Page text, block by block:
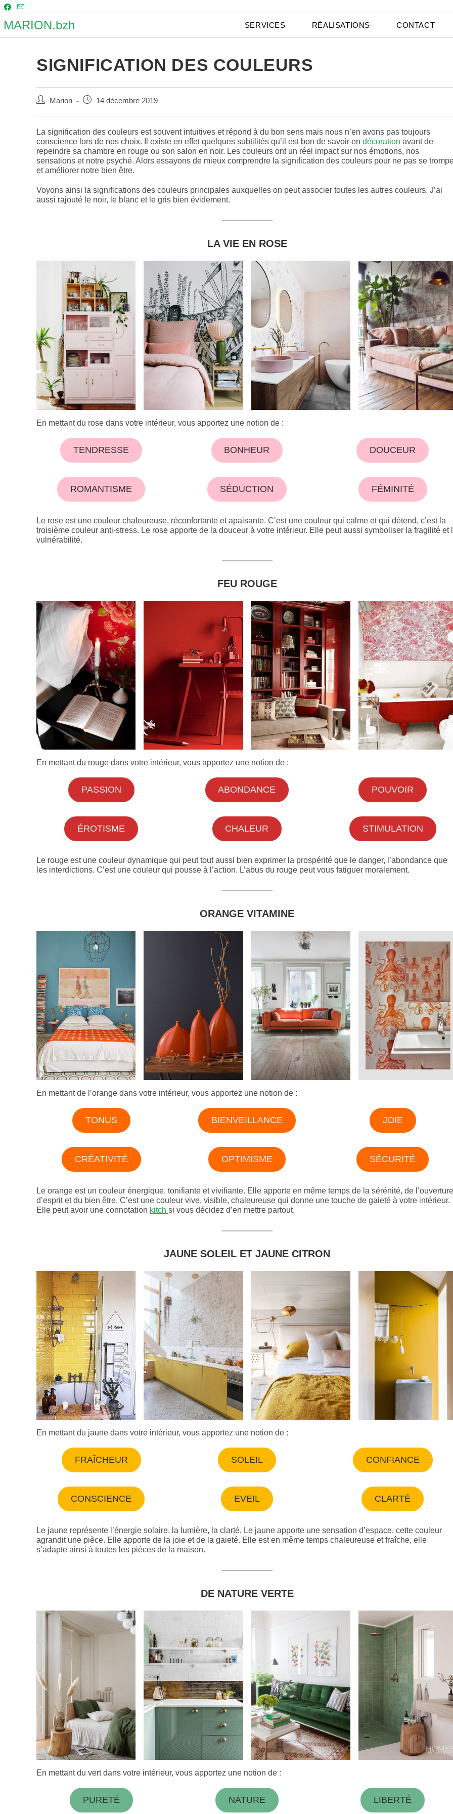
Skip
to
content
MARION.bzh SERVICES RÉALISATIONS CONTACT
SIGNIFICATION DES COULEURS
Auteur/autrice
publication :
Marion
Post 14 décembre 2019
La signification des couleurs est souvent intuitives et répond à du bon sens mais nous n’en avons pas toujours
conscience lors de nos choix. Il existe en effet quelques subtilités qu’il est bon de savoir en décoration avant de
repeindre sa chambre en rouge ou son salon en noir. Les couleurs ont un réel impact sur nos émotions, nos
sensations et notre psyché. Alors essayons de mieux comprendre la signification des couleurs pour ne pas se
et améliorer notre bien être.
Voyons ainsi la significations des couleurs principales auxquelles on peut associer toutes les autres couleurs. J’ai
aussi rajouté le noir, le blanc et le gris bien évidement.
LA VIE EN ROSE
En mettant du rose dans votre intérieur, vous apportez une notion de :
TENDRESSE BONHEUR DOUCEUR
ROMANTISME SÉDUCTION FÉMINITÉ
Le rose est une couleur chaleureuse, réconfortante et apaisante. C’est une couleur qui calme et qui détend, c’est la
troisième couleur anti-stress. Le rose apporte de la douceur à votre intérieur. Elle peut aussi symboliser la fragilité et
vulnérabilité.
FEU ROUGE
En mettant du rouge dans votre intérieur, vous apportez une notion de :
PASSION ABONDANCE POUVOIR
ÉROTISME CHALEUR STIMULATION
Le rouge est une couleur dynamique qui peut tout aussi bien exprimer la prospérité que le danger, l’abondance que
les interdictions. C’est une couleur qui pousse à l’action. L’abus du rouge peut vous fatiguer moralement.
ORANGE VITAMINE
En mettant de l’orange dans votre intérieur, vous apportez une notion de :
TONUS BIENVEILLANCE JOIE
CRÉATIVITÉ OPTIMISME SÉCURITÉ
Le orange est un couleur énergique, tonifiante et vivifiante. Elle apporte en même temps de la sérénité, de l’ouverture
d’esprit et du bien être. C’est une couleur vive, visible, chaleureuse qui donne une touche de gaieté à votre intérieur.
Elle peut avoir une connotation kitch si vous décidez d’en mettre partout.
JAUNE SOLEIL ET JAUNE CITRON
En mettant du jaune dans votre intérieur, vous apportez une notion de :
FRAÎCHEUR SOLEIL CONFIANCE
CONSCIENCE EVEIL CLARTÉ
Le jaune représente l’énergie solaire, la lumière, la clarté. Le jaune apporte une sensation d’espace, cette couleur
agrandit une pièce. Elle apporte de la joie et de la gaieté. Elle est en même temps chaleureuse et fraîche, elle
s’adapte ainsi à toutes les pièces de la maison.
DE NATURE VERTE
En mettant du vert dans votre intérieur, vous apportez une notion de :
PURETÉ NATURE LIBERTÉ